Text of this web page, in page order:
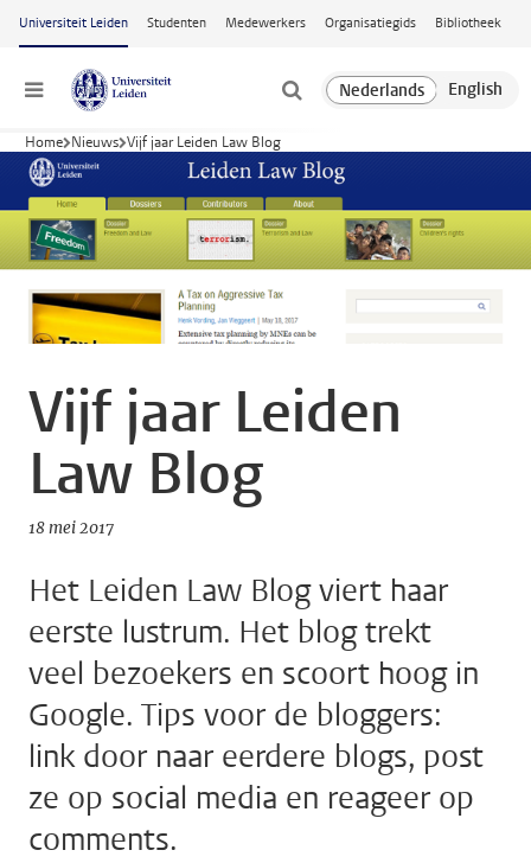
Ga naar hoofdinhoud
Universiteit Leiden Studenten Medewerkers Organisatiegids Bibliotheek
Menu
Home Nieuws Vijf jaar Leiden Law Blog
Vijf jaar Leiden
Law Blog
18 mei 2017
Het Leiden Law Blog viert haar
eerste lustrum. Het blog trekt
veel bezoekers en scoort hoog in
Google. Tips voor de bloggers:
link door naar eerdere blogs, post
ze op social media en reageer op
comments.